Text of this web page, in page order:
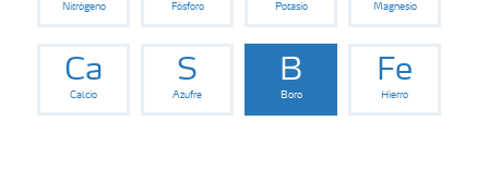
Red de Distribuidores Ecuador
Nitrógeno Fósforo Potasio Magnesio
Ca
Calcio
S
Azufre
B
Boro
Fe
Hierro